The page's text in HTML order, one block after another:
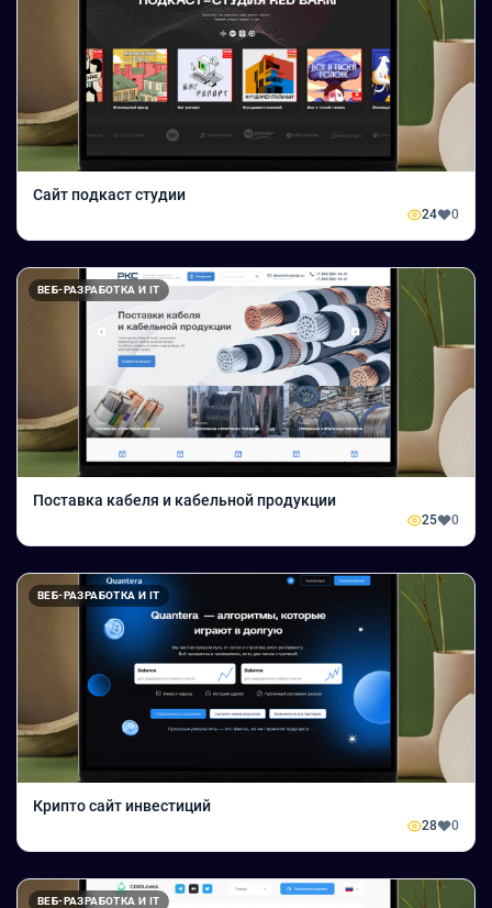
Сайт подкаст студии
24 0
ВЕБ-РАЗРАБОТКА И IT
Поставка кабеля и кабельной продукции
25 0
ВЕБ-РАЗРАБОТКА И IT
Крипто сайт инвестиций
28 0
ВЕБ-РАЗРАБОТКА И IT